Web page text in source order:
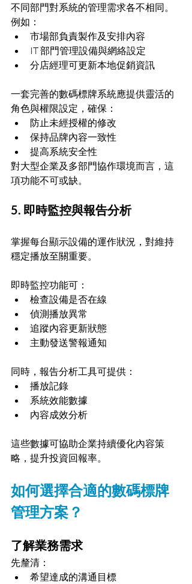
不同部門對系統的管理需求各不相同。
例如：
市場部負責製作及安排內容
IT 部門管理設備與網絡設定
分店經理可更新本地促銷資訊
一套完善的數碼標牌系統應提供靈活的
角色與權限設定，確保：
防止未經授權的修改
保持品牌內容一致性
提高系統安全性
對大型企業及多部門協作環境而言，這
項功能不可或缺。
5. 即時監控與報告分析
掌握每台顯示設備的運作狀況，對維持
穩定播放至關重要。
即時監控功能可：
檢查設備是否在線
偵測播放異常
追蹤內容更新狀態
主動發送警報通知
同時，報告分析工具可提供：
播放記錄
系統效能數據
內容成效分析
這些數據可協助企業持續優化內容策
略，提升投資回報率。
如何選擇合適的數碼標牌
管理方案？
了解業務需求
先釐清：
希望達成的溝通目標